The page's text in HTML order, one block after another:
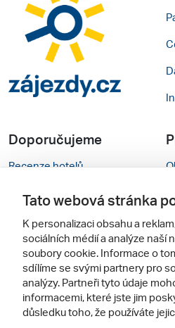
Doporučujeme
Recenze hotelů
Rady na cestu
Cestovní kanceláře
Zájazdy.sk
Sledujte nás
Tato webová stránka
K personalizaci obsahu a
sociálních médií a analýze naší
soubory cookie. Informace o
sdílíme se svými partnery pro
analýzy. Partneři tyto údaje
informacemi, které jste jim
důsledku toho, že používáte